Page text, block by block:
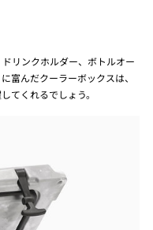
リンクホルダー、ボトルオー
富んだクーラーボックスは、
てくれるでしょう。